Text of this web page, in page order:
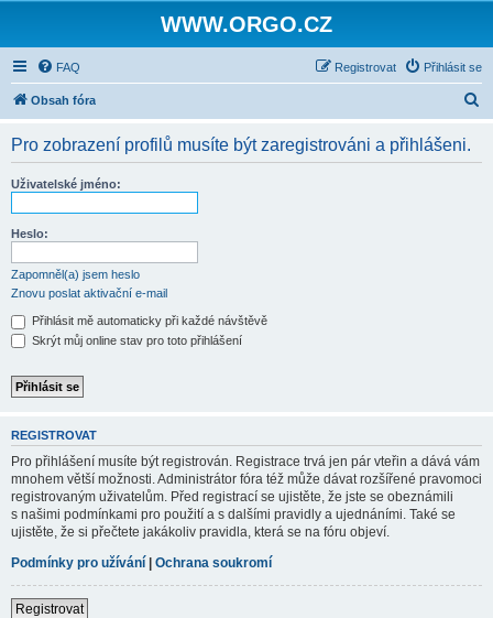
WWW.ORGO.CZ
FAQ Přihlásit se
Registrovat
Obsah fóra
Pro zobrazení profilů musíte být zaregistrováni a přihlášeni.
Uživatelské jméno:
Heslo:
Zapomněl(a) jsem heslo
Znovu poslat aktivační e-mail
Přihlásit mě automaticky při každé návštěvě
Skrýt můj online stav pro toto přihlášení
REGISTROVAT
Pro přihlášení musíte být registrován. Registrace trvá jen pár vteřin a dává vám
mnohem větší možnosti. Administrátor fóra též může dávat rozšířené pravomoci
registrovaným uživatelům. Před registrací se ujistěte, že jste se obeznámili
s našimi podmínkami pro použití a s dalšími pravidly a ujednáními. Také se
ujistěte, že si přečtete jakákoliv pravidla, která se na fóru objeví.
Podmínky pro užívání | Ochrana soukromí
Registrovat